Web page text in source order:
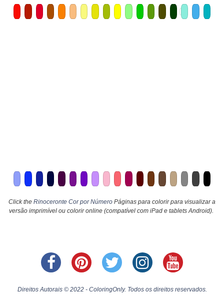
Click the Rinoceronte Cor por Número Páginas para colorir para visualizar a
versão imprimível ou colorir online (compatível com iPad e tablets Android).
Direitos Autorais © 2022 - ColoringOnly. Todos os direitos reservados.